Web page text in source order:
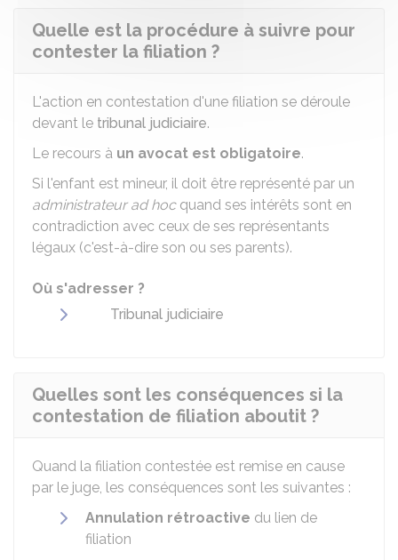
Quelle est la procédure à suivre pour
contester la filiation ?
L'action en contestation d'une filiation se déroule
devant le tribunal judiciaire.
Le recours à un avocat est obligatoire.
Si l'enfant est mineur, il doit être représenté par un
administrateur ad hocquand ses intérêts sont en
contradiction avec ceux de ses représentants
légaux (c'est-à-dire son ou ses parents).
Où s'adresser ?
Tribunal judiciaire
Quelles sont les conséquences si la
contestation de filiation aboutit ?
Quand la filiation contestée est remise en cause
par le juge, les conséquences sont les suivantes :
Annulation rétroactive du lien de
filiation